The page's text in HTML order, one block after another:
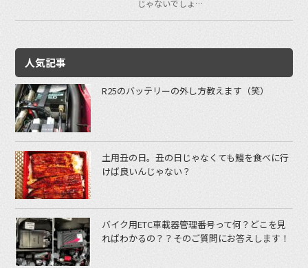
じゃないでしょ…
人気記事
R25のバッテリーの外し方教えます（笑）
土用丑の日。丑の日じゃなくても鰻を食べに行
けば良いんじゃない？
バイク用ETC車載器管理番号って何？どこを見
ればわかるの？？そのご質問にお答えします！